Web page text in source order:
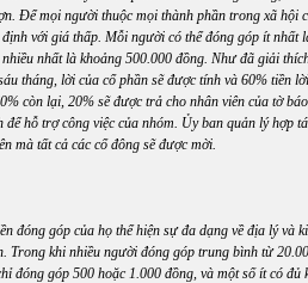
Để mọi người thuộc mọi thành phần trong xã hội
với giá thấp. Mỗi người có thể đóng góp ít nhất
nhất là khoảng 500.000 đồng. Như đã giải
tháng, lời của cổ phần sẽ được tính và 60% tiền
còn lại, 20% sẽ được trả cho nhân viên của tờ
hỗ trợ công việc của nhóm. Ủy ban quản lý hợp
mà tất cả các cổ đông sẽ được mời.
đóng góp của họ thể hiện sự đa dạng về địa lý và
Trong khi nhiều người đóng góp trung bình từ
đóng góp 500 hoặc 1.000 đồng, và một số ít có đủ